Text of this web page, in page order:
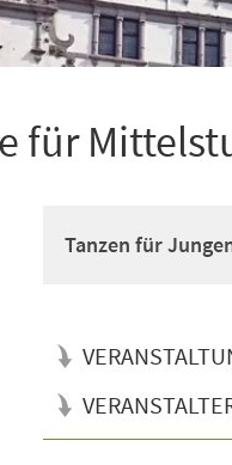
für
Tanzen für